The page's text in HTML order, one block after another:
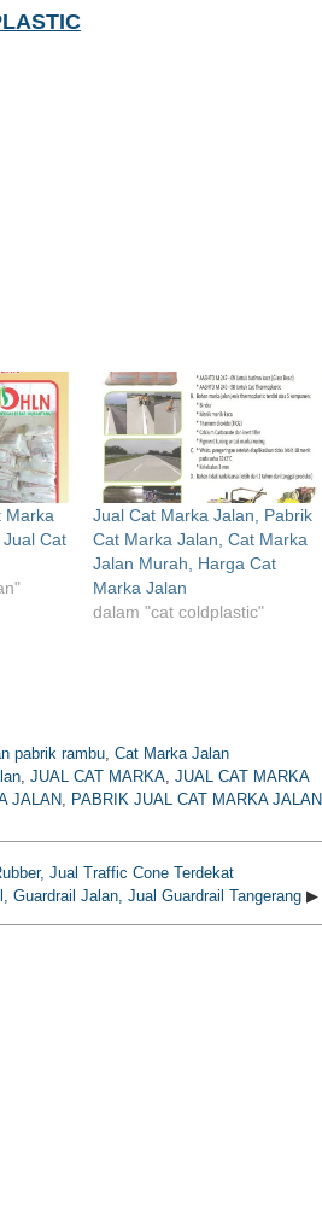
Marka
Cat
Jual Cat Marka Jalan, Pabrik
Cat Marka Jalan, Cat Marka
Jalan Murah, Harga Cat
Marka Jalan
dalam "cat coldplastic"
pabrik rambu Cat Marka Jalan
JUAL CAT MARKA JUAL CAT MARKA
JALAN PABRIK JUAL CAT MARKA JALAN
Jual Traffic Cone Terdekat
Guardrail Jalan, Jual Guardrail Tangerang ▶